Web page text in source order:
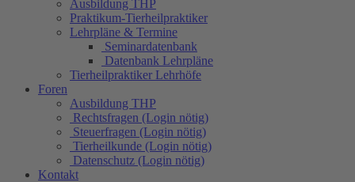
Ausbildung THP
Praktikum-Tierheilpraktiker
Lehrpläne & Termine
Seminardatenbank
Datenbank Lehrpläne
Tierheilpraktiker Lehrhöfe
Foren
Ausbildung THP
Rechtsfragen (Login nötig)
Steuerfragen (Login nötig)
Tierheilkunde (Login nötig)
Datenschutz (Login nötig)
Kontakt